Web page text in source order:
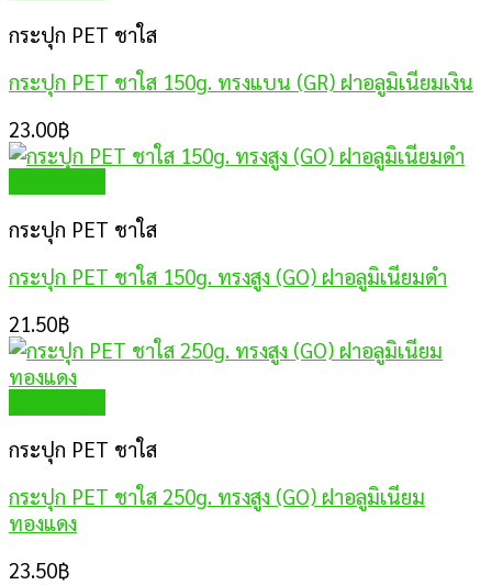
กระปุก PET ชาใส
กระปุก PET ชาใส 150g. ทรงแบน (GR) ฝาอลูมิเนียมเงิน
23.00฿
กระปุก PET ชาใส
กระปุก PET ชาใส 150g. ทรงสูง (GO) ฝาอลูมิเนียมดำ
21.50฿
กระปุก PET ชาใส
กระปุก PET ชาใส 250g. ทรงสูง (GO) ฝาอลูมิเนียม
ทองแดง
23.50฿